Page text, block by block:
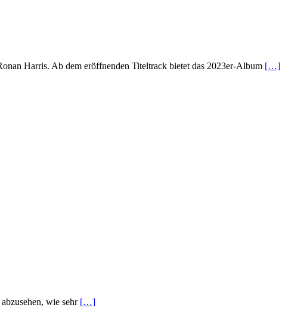
Harris. Ab dem eröffnenden Titeltrack bietet das 2023er-Album […]
wie sehr […]